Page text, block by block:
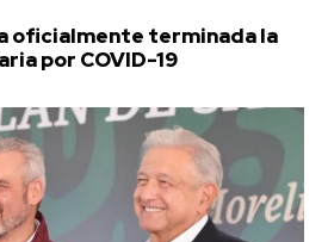
oficialmente terminada la
por COVID-19